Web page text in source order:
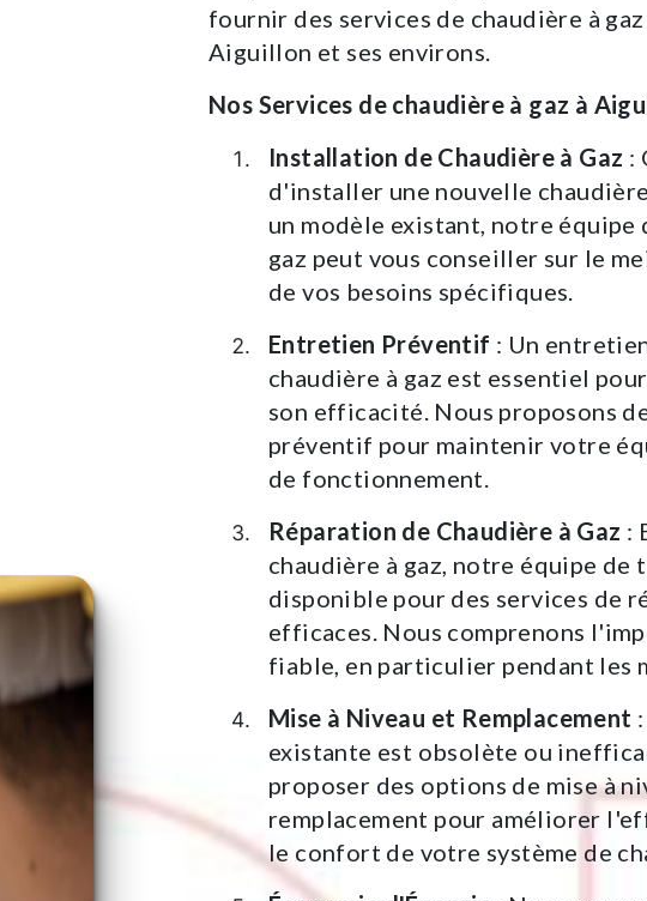
fournir des services de chaudière à
Aiguillon et ses environs.
Nos Services de chaudière à gaz à
Installation de Chaudière à Gaz :
d'installer une nouvelle
un modèle existant, notre équipe
gaz peut vous conseiller sur le
de vos besoins spécifiques.
Entretien Préventif : Un
chaudière à gaz est essentiel
son efficacité. Nous proposons
préventif pour maintenir votre
de fonctionnement.
Réparation de Chaudière à Gaz :
chaudière à gaz, notre équipe
disponible pour des services de
efficaces. Nous comprenons
fiable, en particulier pendant les
Mise à Niveau et Remplacement
existante est obsolète ou
proposer des options de mise à
remplacement pour améliorer
le confort de votre système de